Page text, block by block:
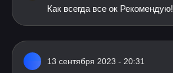
Как всегда все ок Рекомендую!
13 сентября 2023 - 20:31